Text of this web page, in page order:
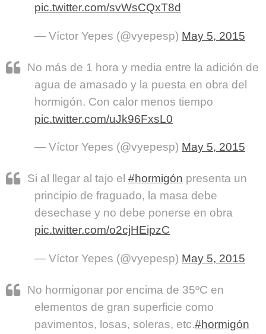
pic.twitter.com/svWsCQxT8d
— Víctor Yepes (@vyepesp) May 5, 2015
No más de 1 hora y media entre la adición de
agua de amasado y la puesta en obra del
hormigón. Con calor menos tiempo
pic.twitter.com/uJk96FxsL0
— Víctor Yepes (@vyepesp) May 5, 2015
Si al llegar al tajo el #hormigón presenta un
principio de fraguado, la masa debe
desechase y no debe ponerse en obra
pic.twitter.com/o2cjHEipzC
— Víctor Yepes (@vyepesp) May 5, 2015
No hormigonar por encima de 35ºC en
elementos de gran superficie como
pavimentos, losas, soleras, etc.#hormigón